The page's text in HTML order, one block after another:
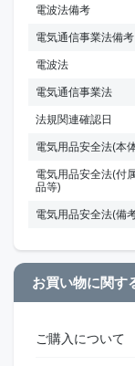
電波法備考
電気通信事業法備考
電波法
電気通信事業法
法規関連確認日
電気用品安全法(本
電気用品安全法(付
品等)
電気用品安全法(備
お買い物に関す
ご購入について